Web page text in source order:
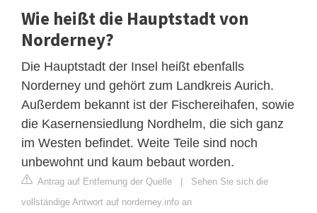
Wie heißt die Hauptstadt von
Norderney?
Die Hauptstadt der Insel heißt ebenfalls
Norderney und gehört zum Landkreis Aurich.
Außerdem bekannt ist der Fischereihafen, sowie
die Kasernensiedlung Nordhelm, die sich ganz
im Westen befindet. Weite Teile sind noch
unbewohnt und kaum bebaut worden.
Antrag auf Entfernung der Quelle | Sehen Sie sich die
vollständige Antwort auf norderney.info an